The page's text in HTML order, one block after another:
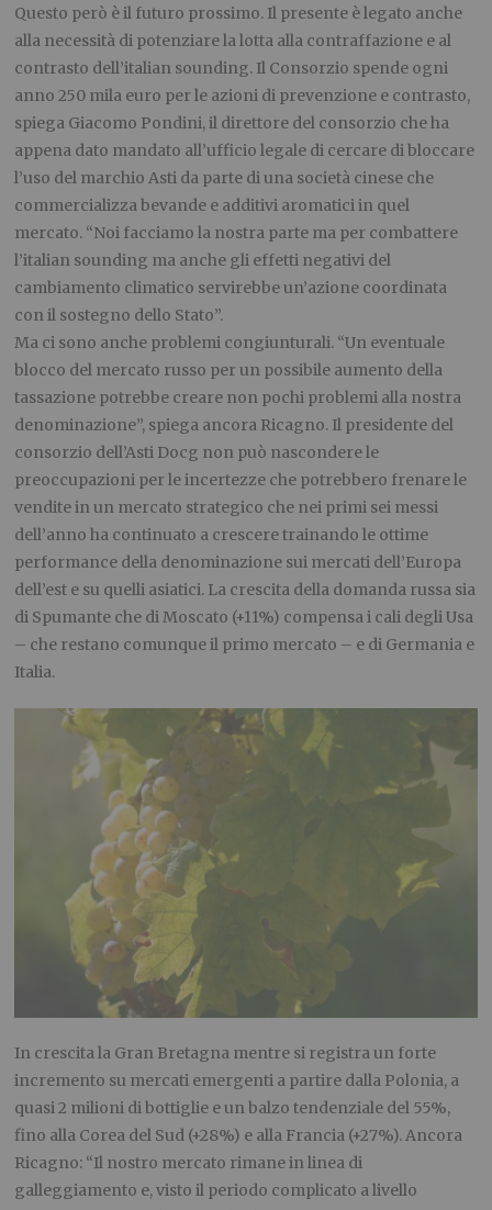
Questo però è il futuro prossimo. Il presente è legato anche
alla necessità di potenziare la lotta alla contraffazione e al
contrasto dell’italian sounding. Il Consorzio spende ogni
anno 250 mila euro per le azioni di prevenzione e contrasto,
spiega Giacomo Pondini, il direttore del consorzio che ha
appena dato mandato all’ufficio legale di cercare di bloccare
l’uso del marchio Asti da parte di una società cinese che
commercializza bevande e additivi aromatici in quel
mercato. “Noi facciamo la nostra parte ma per combattere
l’italian sounding ma anche gli effetti negativi del
cambiamento climatico servirebbe un’azione coordinata
con il sostegno dello Stato”.
Ma ci sono anche problemi congiunturali. “Un eventuale
blocco del mercato russo per un possibile aumento della
tassazione potrebbe creare non pochi problemi alla nostra
denominazione”, spiega ancora Ricagno. Il presidente del
consorzio dell’Asti Docg non può nascondere le
preoccupazioni per le incertezze che potrebbero frenare le
vendite in un mercato strategico che nei primi sei messi
dell’anno ha continuato a crescere trainando le ottime
performance della denominazione sui mercati dell’Europa
dell’est e su quelli asiatici. La crescita della domanda russa sia
di Spumante che di Moscato (+11%) compensa i cali degli Usa
– che restano comunque il primo mercato – e di Germania e
Italia.
In crescita la Gran Bretagna mentre si registra un forte
incremento su mercati emergenti a partire dalla Polonia, a
quasi 2 milioni di bottiglie e un balzo tendenziale del 55%,
fino alla Corea del Sud (+28%) e alla Francia (+27%). Ancora
Ricagno: “Il nostro mercato rimane in linea di
galleggiamento e, visto il periodo complicato a livello